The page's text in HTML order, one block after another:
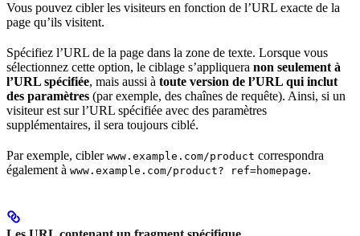
Vous pouvez cibler les visiteurs en fonction de l’URL exacte de la
page qu’ils visitent.
Spécifiez l’URL de la page dans la zone de texte. Lorsque vous
sélectionnez cette option, le ciblage s’appliquera non seulement à
l’URL spécifiée, mais aussi à toute version de l’URL qui inclut
des paramètres (par exemple, des chaînes de requête). Ainsi, si un
visiteur est sur l’URL spécifiée avec des paramètres
supplémentaires, il sera toujours ciblé.
Par exemple, cibler www.example.com/product correspondra
également à www.example.com/product? ref=homepage.